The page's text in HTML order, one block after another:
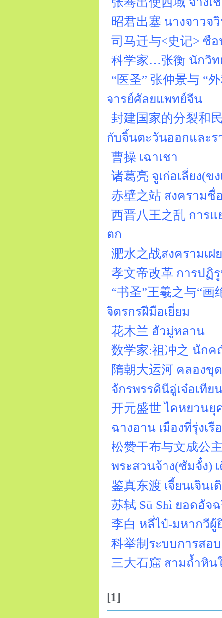
昭君出塞 นางจาวจ
司马迁与<史记> ซื
科学家…张衡 นักวิท
“医圣” 张仲景与 “
จารย์ศัลยแพทย์จีน
封建国家的分裂和
กับจิ้นตะวันออกและร
曹操 เฉาเชา
诸葛亮 จูเก่อเลี่ยง(ขง
赤壁之站 สงครามชื่
西晋八王之乱 การ
ตก
淝水之战สงครามเฝ
孝文帝改革 การปฏิ
“书圣”王羲之与“
จิตรกรฝีมือเยี่ยม
花木兰 ฮัวมู่หลาน
数学家:祖冲之 นัก
隋朝大运河 คลอง
จักรพรรดินีอู่เจ๋อเทีย
开元盛世 ไคหยวนยุ
ฉางอาน เมืองที่รุ่งเรื
松赞干布与文成公
พระสวนจ้าง(ซัมจั๋ง)
鉴真东渡 เจี้ยนเจิน
苏轼 Sū Shì ยอดอัจ
李白 หลี่ไป๋-มหากวี
科举制ระบบการสอ
三大石窟 สามถ้ำหิ
[1]